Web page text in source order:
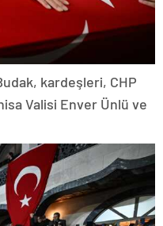
kardeşleri, CHP
Valisi Enver Ünlü ve